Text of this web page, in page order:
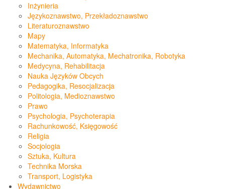
Inżynieria
Językoznawstwo, Przekładoznawstwo
Literaturoznawstwo
Mapy
Matematyka, Informatyka
Mechanika, Automatyka, Mechatronika, Robotyka
Medycyna, Rehabilitacja
Nauka Języków Obcych
Pedagogika, Resocjalizacja
Politologia, Medioznawstwo
Prawo
Psychologia, Psychoterapia
Rachunkowość, Księgowość
Religia
Socjologia
Sztuka, Kultura
Technika Morska
Transport, Logistyka
Wydawnictwo